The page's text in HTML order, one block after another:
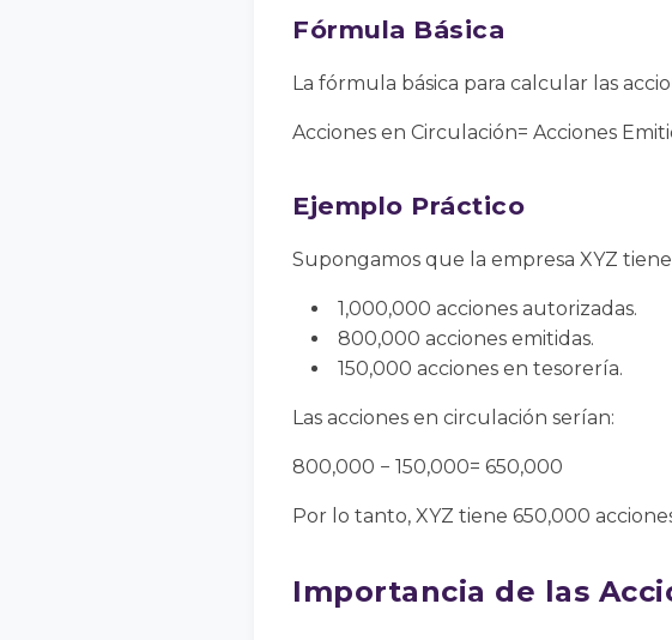
Fórmula Básica
La fórmula básica para calcular las
Acciones en Circulación= Acciones
Ejemplo Práctico
Supongamos que la empresa XYZ
1,000,000 acciones autorizadas.
800,000 acciones emitidas.
150,000 acciones en tesorería.
Las acciones en circulación serían:
800,000 − 150,000= 650,000
Por lo tanto, XYZ tiene 650,000
Importancia de las